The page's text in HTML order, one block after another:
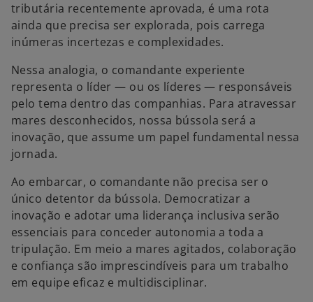
tributária recentemente aprovada, é uma rota
ainda que precisa ser explorada, pois carrega
inúmeras incertezas e complexidades.
Nessa analogia, o comandante experiente
representa o líder — ou os líderes — responsáveis
pelo tema dentro das companhias. Para atravessar
mares desconhecidos, nossa bússola será a
inovação, que assume um papel fundamental nessa
jornada.
Ao embarcar, o comandante não precisa ser o
único detentor da bússola. Democratizar a
inovação e adotar uma liderança inclusiva serão
essenciais para conceder autonomia a toda a
tripulação. Em meio a mares agitados, colaboração
e confiança são imprescindíveis para um trabalho
em equipe eficaz e multidisciplinar.